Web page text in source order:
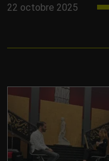
22 octobre 2025